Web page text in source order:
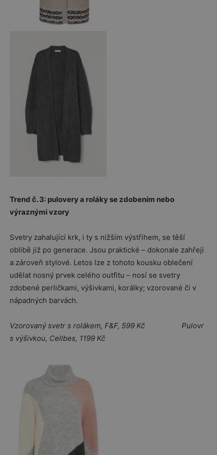
Trend č. 3: pulovery a roláky se zdobením nebo
výraznými vzory
Svetry zahalující krk, i ty s nižším výstřihem, se těší
oblibě již po generace. Jsou praktické – dokonale zahřejí
a zároveň stylové. Letos lze z tohoto kousku oblečení
udělat nosný prvek celého outfitu – nosí se svetry
zdobené perličkami, výšivkami, korálky; vzorované či v
nápadných barvách.
Vzorovaný svetr s rolákem, F&F, 599 Kč Pulovr
s výšivkou, Cellbes, 1199 Kč